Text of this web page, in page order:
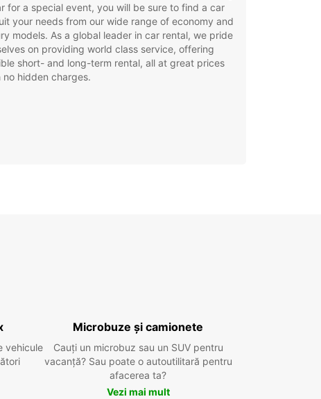
for a special event, you will be sure to find a car
your needs from our wide range of economy and
models. As a global leader in car rental, we pride
on providing world class service, offering
short- and long-term rental, all at great prices
no hidden charges.
vehicule
Microbuze și camionete
Cauți un microbuz sau un SUV pentru
vacanță? Sau poate o autoutilitară pentru
afacerea ta?
Vezi mai mult